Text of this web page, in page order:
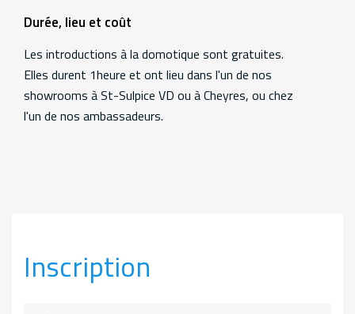
Durée, lieu et coût
Les introductions à la domotique sont gratuites.
Elles durent 1heure et ont lieu dans l'un de nos
showrooms à St-Sulpice VD ou à Cheyres, ou chez
l'un de nos ambassadeurs.
Inscription